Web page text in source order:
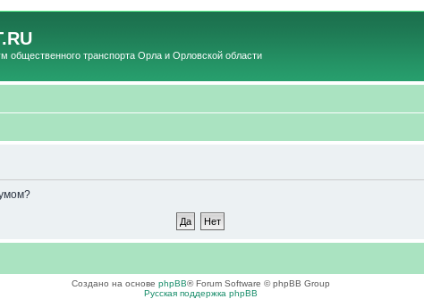
транспорта Орла и Орловской области
Создано на основе phpBB® Forum Software © phpBB Group
Русская поддержка phpBB